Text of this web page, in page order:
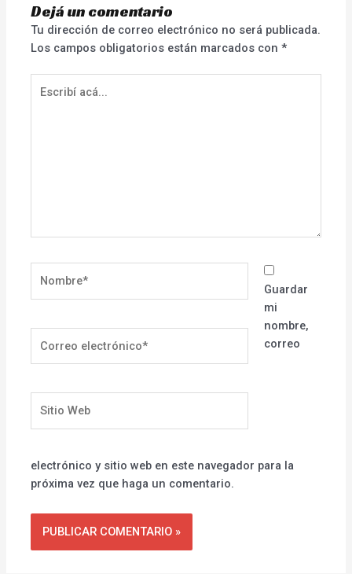
Dejá un comentario
Tu dirección de correo electrónico no será publicada.
Los campos obligatorios están marcados con*
acá...
electrónico*
Web
Guardar
mi
nombre,
correo
electrónico y sitio web en este navegador para la
próxima vez que haga un comentario.